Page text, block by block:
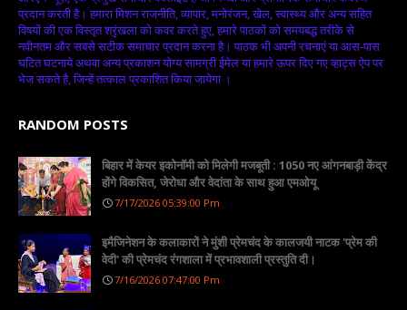
प्रदान करती है। हमारा मिशन राजनीति, व्यापार, मनोरंजन, खेल, स्वास्थ्य और अन्य सहित
विषयों की एक विस्तृत श्रृंखला को कवर करते हुए, हमारे पाठकों को समयबद्ध तरीके से
नवीनतम और सबसे सटीक समाचार प्रदान करना है। पाठक भी अपनी रचनाएं या आस-पास
घटित घटनाये अथवा अन्य प्रकाशन योग्य सामग्री ईमेल या हमारे ऊपर दिए गए व्हाट्स ऐप पर
भेज सकते है, जिन्हें तत्काल प्रकाशित किया जायेगा ।
RANDOM POSTS
बिहार में केयर इकोनॉमी को मिलेगी मजबूती : 1050 नए आंगनबाड़ी केंद्र
होंगे विकसित, जेरोधा और वेदांता के साथ हुआ एमओयू
7/17/2026 05:39:00 Pm
इमैजिनेशन के कलाकारों ने मुंशी प्रेमचंद के कालजयी नाटक 'प्रेम की
वेदी' की प्रेमचंद रंगशाला में प्रभावशाली प्रस्तुति दी।
7/16/2026 07:47:00 Pm